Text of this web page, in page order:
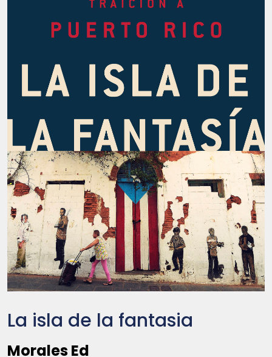
La isla de la fantasia
Morales Ed